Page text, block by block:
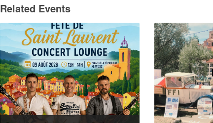
Related Events